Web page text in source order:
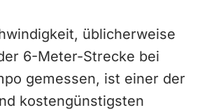
üblicherweise
6-Meter-Strecke bei
gemessen, ist einer der
kostengünstigsten